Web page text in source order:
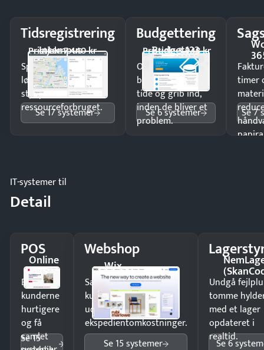
Tidsregistrering
Intempus
Pristjek: 7.440 kr
Spar tid på
lønberegning og få
styr på
ressourceforbruget.
Se 17 systemer
Budgettering
Budget123
Pristjek: 3.948 kr
Opdag
budgetafvigelser i
tide og grib ind,
inden de bliver et
problem.
Se 6 systemer
timer
Se 7
IT-systemer til
Detail
POS
Online
POS
Ekspedér
kunderne
hurtigere
og få
samlet
Se 15
Webshop
Wix
Sælg produkter 24/7 til
kunder i hele landet
uden
ekspedientomkostninger.
Se 15 systemer
Undgå
tomme
med et lager
opdateret i
realtid.
Se 6